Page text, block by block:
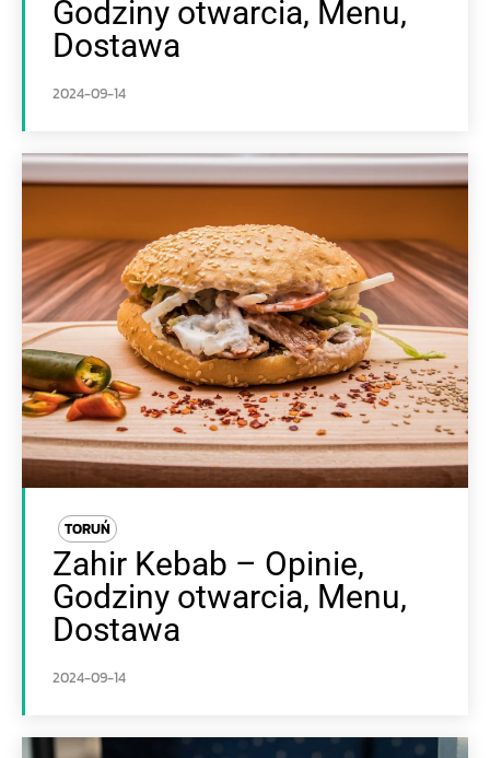
Godziny otwarcia, Menu,
Dostawa
2024-09-14
TORUŃ
Zahir Kebab – Opinie,
Godziny otwarcia, Menu,
Dostawa
2024-09-14